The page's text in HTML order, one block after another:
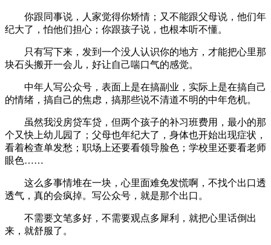
你跟同事说，人家觉得你矫情；又不能跟父母说，他们年
纪大了，怕他们担心；你跟孩子说，也根本听不懂。
只有写下来，发到一个没人认识你的地方，才能把心里那
块石头搬开一会儿，好让自己喘口气的感觉。
中年人写公众号，表面上是在搞副业，实际上是在搞自己
的情绪，搞自己的焦虑，搞那些说不清道不明的中年危机。
虽然我没房贷车贷，但两个孩子的补习班费用，最小的那
个又快上幼儿园了；父母也年纪大了，身体也开始出现症状，
看着检查单发愁；职场上还要看领导脸色；学校里还要看老师
眼色……
这么多事情堆在一块，心里面难免发慌啊，不找个出口透
透气，真的会疯掉。写公众号，就是那个出口。
不需要文笔多好，不需要观点多犀利，就把心里话倒出
来，就舒服了。